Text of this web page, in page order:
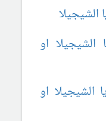
الشيجيلا
الشيجيلا او
الشيجيلا او